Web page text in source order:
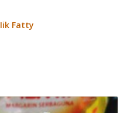
Iik Fatty